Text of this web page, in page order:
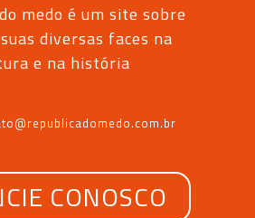
medo é um site sobre
diversas faces na
e na história
CONOSCO